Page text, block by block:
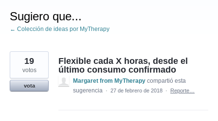
Sugiero que...
← Colección de ideas por MyTherapy
Flexible cada X horas, desde el
último consumo confirmado
19
votos
vota
Margaret from MyTherapy compartió esta
sugerencia · 27 de febrero de 2018 · Reporte…